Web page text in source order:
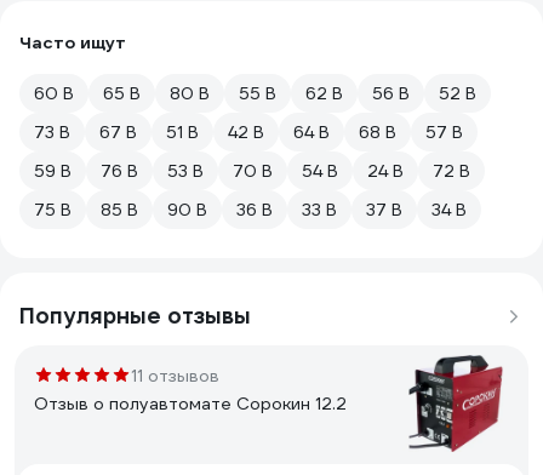
Часто ищут
60 В 65 В 80 В 55 В 62 В 56 В
52 В
73 В
67 В 51 В 42 В 64 В 68 В
57 В
59 В
76 В 53 В 70 В 54 В 24 В
72 В
75 В
85 В 90 В 36 В 33 В 37 В 34 В
Популярные отзывы
11 отзывов
Отзыв о полуавтомате Сорокин 12.2